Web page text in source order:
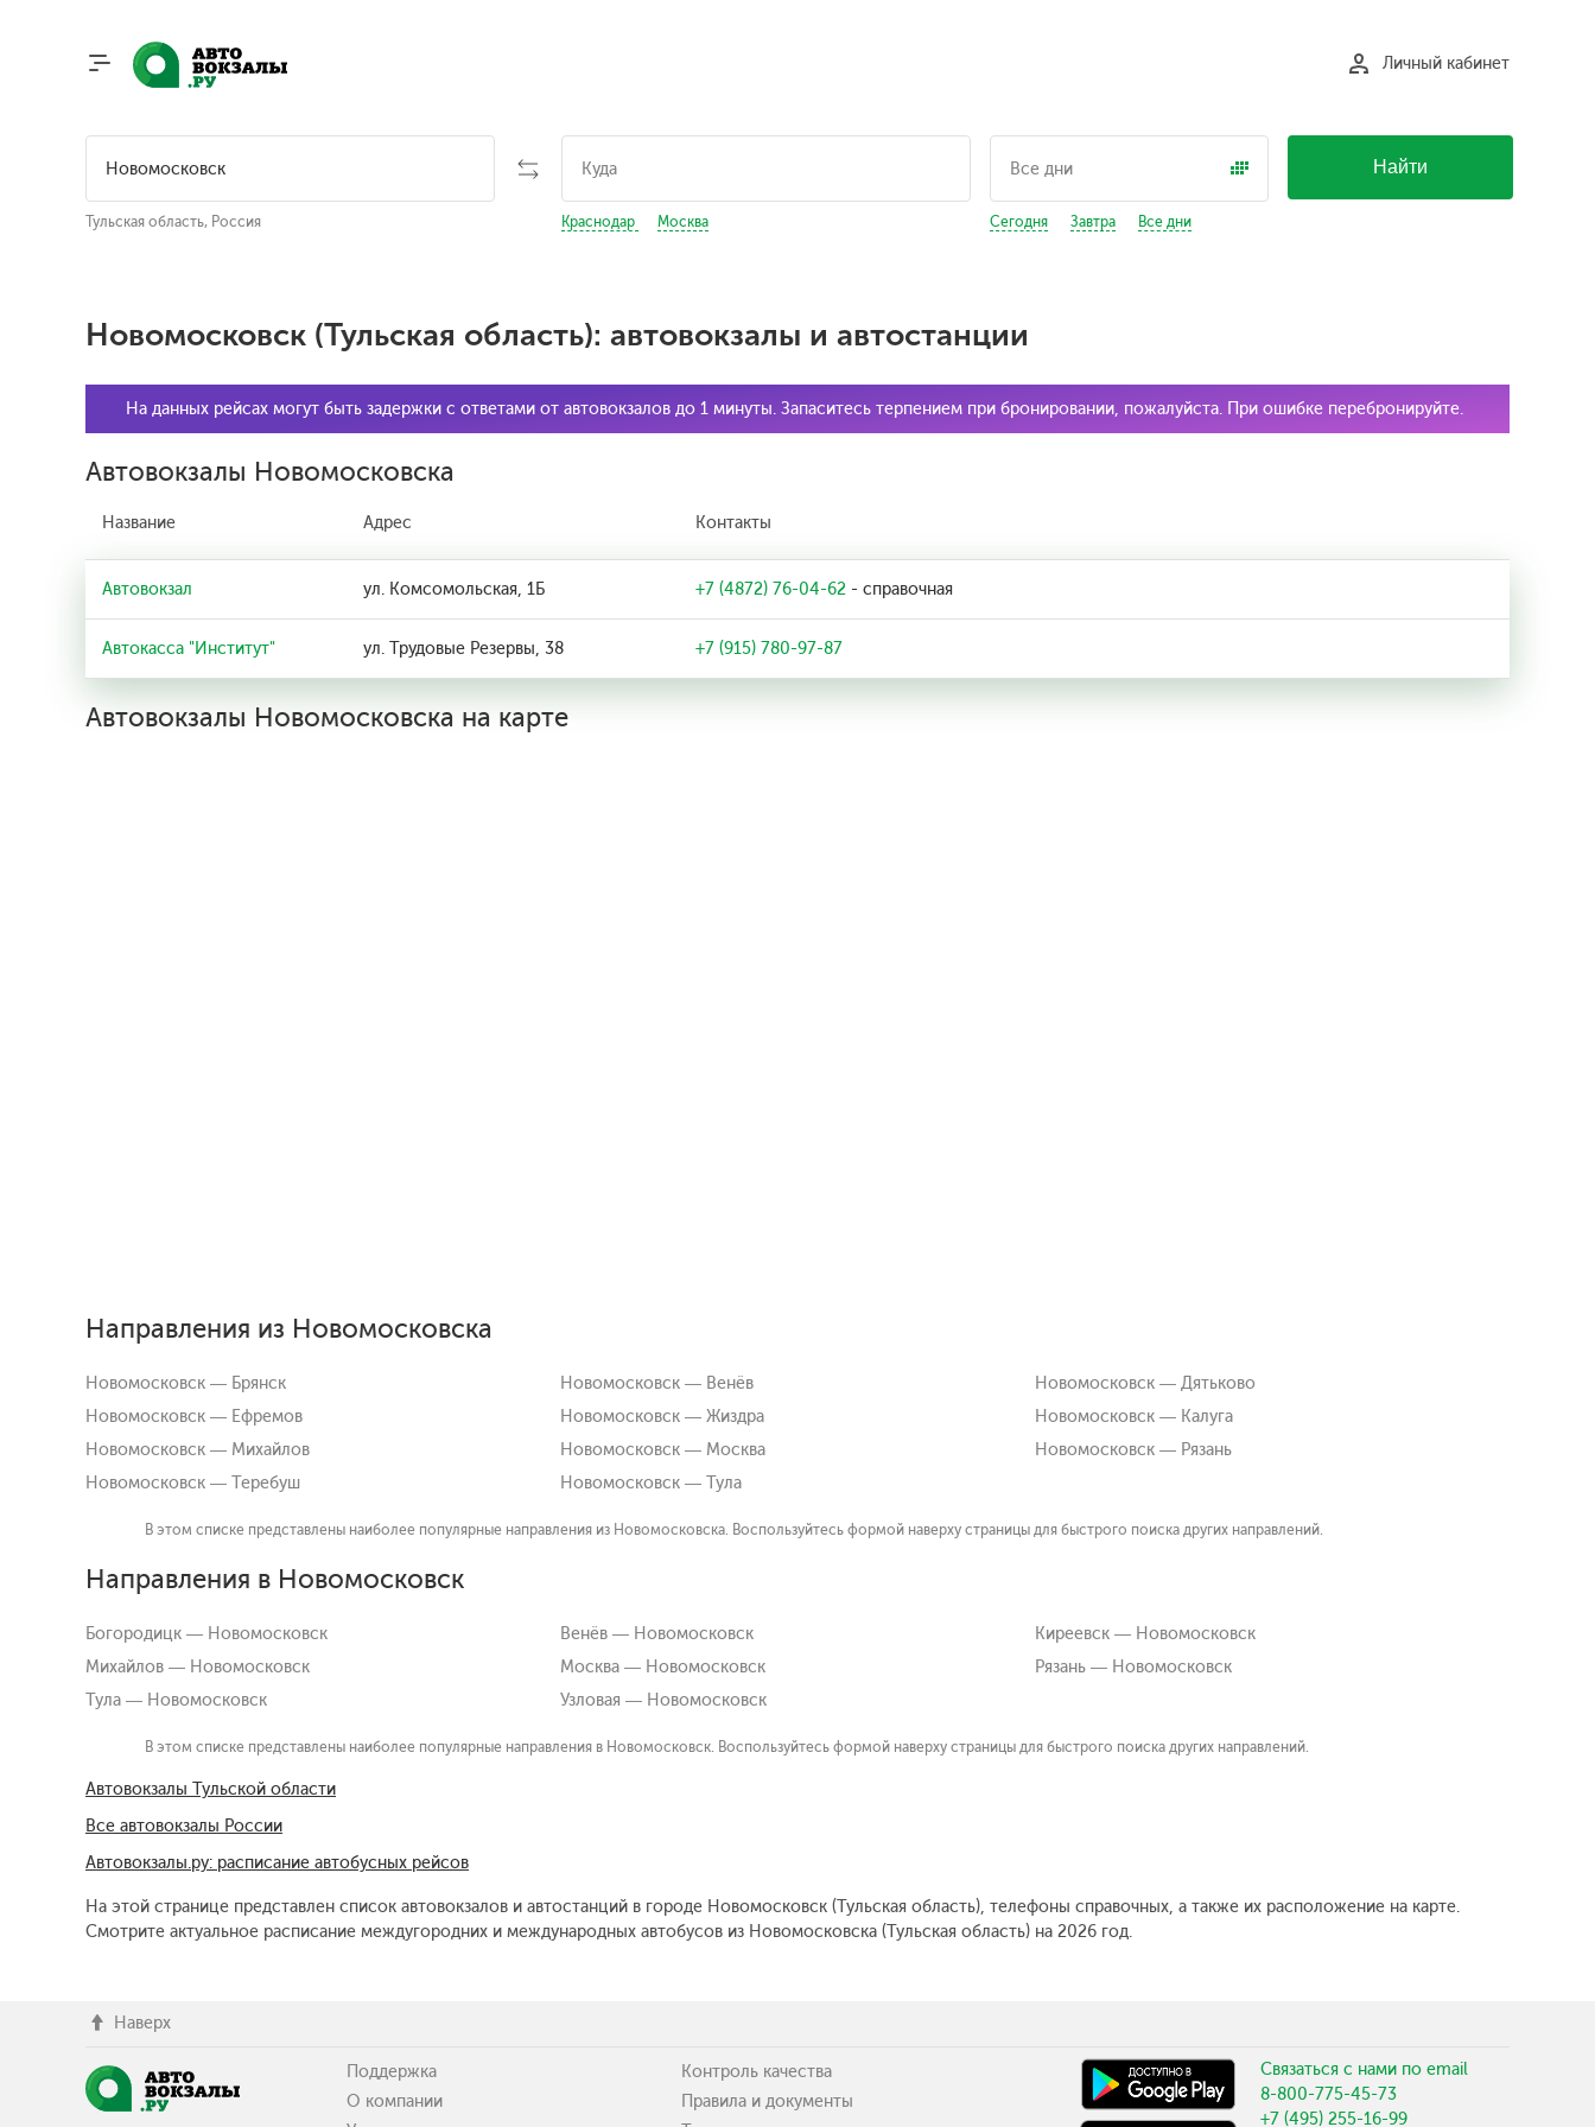
Личный кабинет
Тульская область, Россия Краснодар Москва Сегодня Завтра Все дни
Найти
Новомосковск (Тульская область): автовокзалы и автостанции
На данных рейсах могут быть задержки с ответами от автовокзалов до 1 минуты. Запаситесь терпением при бронировании, пожалуйста. При ошибке перебронируйте.
Автовокзалы Новомосковска
Название Адрес Контакты
Автовокзал ул. Комсомольская, 1Б +7 (4872) 76-04-62 - справочная
Автокасса "Институт" ул. Трудовые Резервы, 38 +7 (915) 780-97-87
Автовокзалы Новомосковска на карте
Направления из Новомосковска
Новомосковск — Брянск Новомосковск — Венёв
Новомосковск — Дятьково
Новомосковск — Ефремов
Новомосковск — Жиздра
Новомосковск — Калуга
Новомосковск — Михайлов
Новомосковск — Москва
Новомосковск — Рязань
Новомосковск — Теребуш
Новомосковск — Тула
В этом списке представлены наиболее популярные направления из Новомосковска. Воспользуйтесь формой наверху страницы для быстрого поиска других направлений.
Направления в Новомосковск
Богородицк — Новомосковск Венёв — Новомосковск
Киреевск — Новомосковск
Михайлов — Новомосковск
Москва — Новомосковск
Рязань — Новомосковск
Тула — Новомосковск
Узловая — Новомосковск
В этом списке представлены наиболее популярные направления в Новомосковск. Воспользуйтесь формой наверху страницы для быстрого поиска других направлений.
Автовокзалы Тульской области
Все автовокзалы России
Автовокзалы.ру: расписание автобусных рейсов
На этой странице представлен список автовокзалов и автостанций в городе Новомосковск (Тульская область), телефоны справочных, а также их расположение на карте.
Смотрите актуальное расписание междугородних и международных автобусов из Новомосковска (Тульская область) на 2026 год.
Наверх
Поддержка
О компании
Контроль качества
Правила и документы
Связаться с нами по email
8-800-775-45-73
+7 (495) 255-16-99